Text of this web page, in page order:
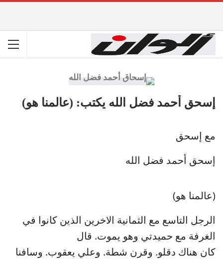
إسحق أحمد فضل الله يكتب: (عالمنا هو)
مع إسحق
إسحق أحمد فضل الله
(عالمنا هو)
الرجل التاسع مع الثمانية الاخرين الذين كانوا في
الغرفة مع حميدتي وهو يموت. قال
كان هناك دقلو. وقرن شطة. وعلي يعقوب. وسافنا